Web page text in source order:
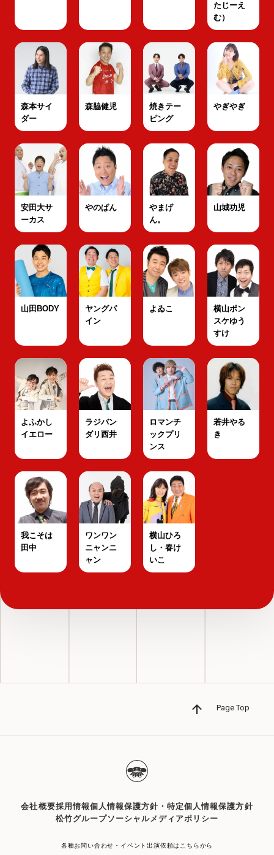
たじーえ
む）
森本サイ
ダー
森脇健児
焼きテー
ピング
やぎやぎ
安田大サ
ーカス
やのぱん
やまげ
ん。
山城功児
山田BODY
ヤングパ
イン
よゐこ
横山ポン
スケゆう
すけ
よふかし
イエロー
ラジバン
ダリ西井
ロマンチ
ックプリ
ンス
若井やる
き
我こそは
田中
ワンワン
ニャンニ
ャン
横山ひろ
し・春け
いこ
Page Top
会社概要採用情報個人情報保護方針・特定個人情報保護方針
松竹グループソーシャルメディアポリシー
各種お問い合わせ・イベント出演依頼はこちらから